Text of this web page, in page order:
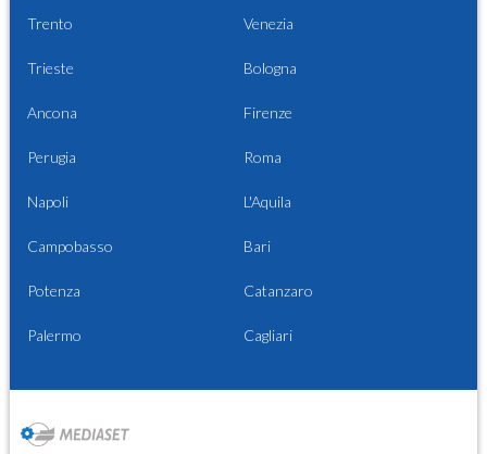
Trento Venezia
Trieste Bologna
Ancona Firenze
Perugia Roma
Napoli L'Aquila
Campobasso Bari
Potenza Catanzaro
Palermo Cagliari